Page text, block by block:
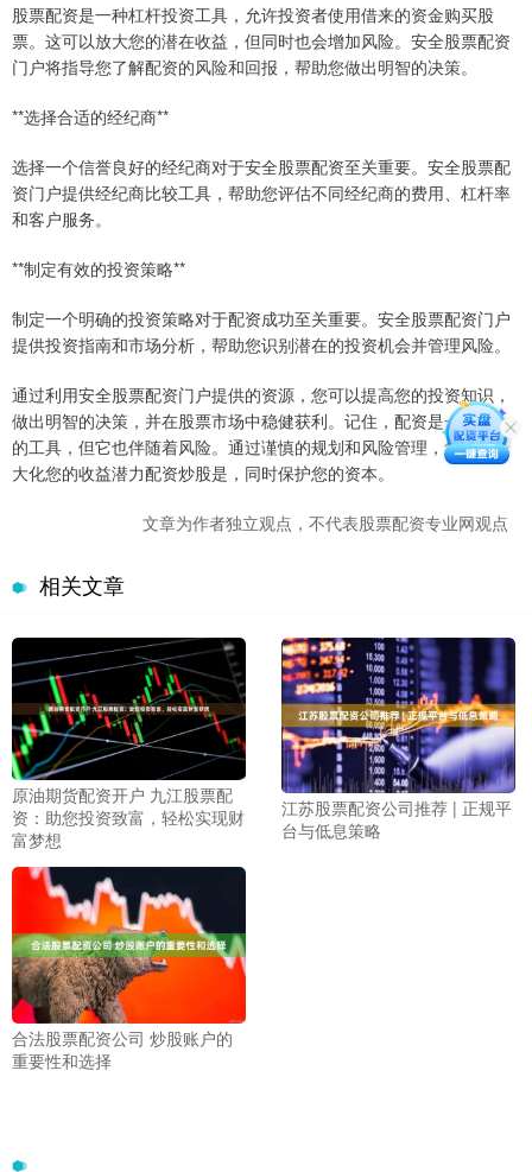
股票配资是一种杠杆投资工具，允许投资者使用借来的资金购买股
票。这可以放大您的潜在收益，但同时也会增加风险。安全股票配资
门户将指导您了解配资的风险和回报，帮助您做出明智的决策。
**选择合适的经纪商**
选择一个信誉良好的经纪商对于安全股票配资至关重要。安全股票配
资门户提供经纪商比较工具，帮助您评估不同经纪商的费用、杠杆率
和客户服务。
**制定有效的投资策略**
制定一个明确的投资策略对于配资成功至关重要。安全股票配资门户
提供投资指南和市场分析，帮助您识别潜在的投资机会并管理风险。
通过利用安全股票配资门户提供的资源，您可以提高您的投资知识，
做出明智的决策，并在股票市场中稳健获利。记住，配资是一种强大
的工具，但它也伴随着风险。通过谨慎的规划和风险管理，您可以最
大化您的收益潜力配资炒股是，同时保护您的资本。
文章为作者独立观点，不代表股票配资专业网观点
相关文章
原油期货配资开户 九江股票配
资：助您投资致富，轻松实现财
富梦想
江苏股票配资公司推荐 | 正规平
台与低息策略
合法股票配资公司 炒股账户的
重要性和选择